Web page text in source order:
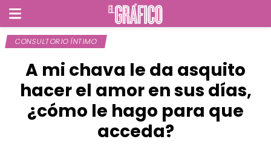
CONSULTORIO ÍNTIMO
A mi chava le da asquito
hacer el amor en sus días,
¿cómo le hago para que
acceda?